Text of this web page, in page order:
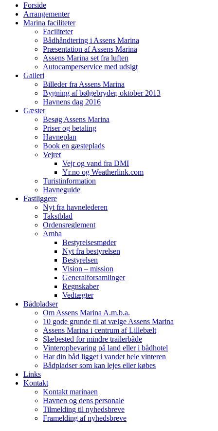
Forside
Arrangementer
Marina faciliteter
Faciliteter
Bådhåndtering i Assens Marina
Præsentation af Assens Marina
Assens Marina set fra luften
Autocamperservice med udsigt
Galleri
Billeder fra Assens Marina
Bygning af bølgebryder, oktober 2013
Havnens dag 2016
Gæster
Besøg Assens Marina
Priser og betaling
Havneplan
Book en gæsteplads
Vejret
Vejr og vand fra DMI
Yr.no og Weatherlink.com
Turistinformation
Havneguide
Fastliggere
Nyt fra havnelederen
Takstblad
Ordensreglement
Amba
Bestyrelsesmøder
Nyt fra bestyrelsen
Bestyrelsen
Vision – mission
Generalforsamlinger
Regnskaber
Vedtægter
Bådpladser
Om Assens Marina A.m.b.a.
10 gode grunde til at vælge Assens Marina
Assens Marina i centrum af Lillebælt
Slæbested for mindre trailerbåde
Vinteropbevaring på land eller i bådhotel
Har din båd ligget i vandet hele vinteren
Bådpladser som kan lejes eller købes
Links
Kontakt
Kontakt marinaen
Havnen og dens personale
Tilmelding til nyhedsbreve
Framelding af nyhedsbreve